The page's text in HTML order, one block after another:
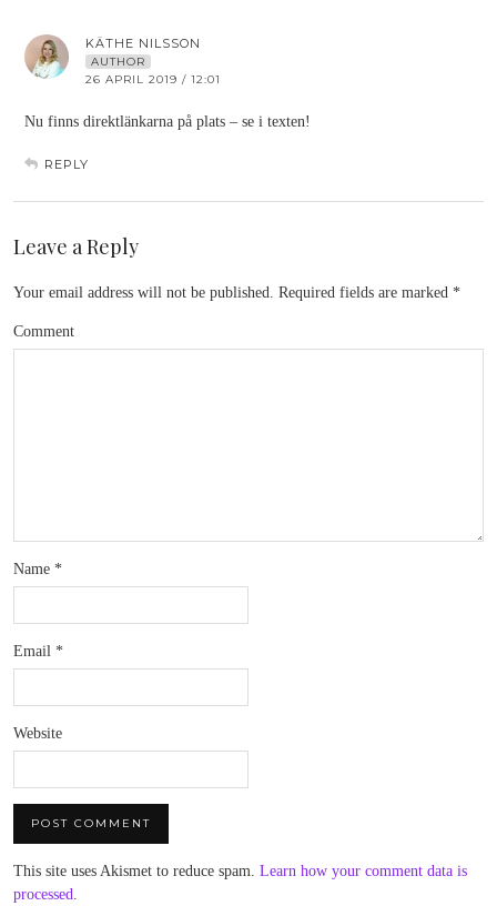
KÄTHE NILSSON
AUTHOR
26 APRIL 2019 / 12:01
Nu finns direktlänkarna på plats – se i texten!
REPLY
Leave a Reply
Your email address will not be published. Required fields are marked *
Comment
Name *
Email *
Website
This site uses Akismet to reduce spam. Learn how your comment data is
processed.